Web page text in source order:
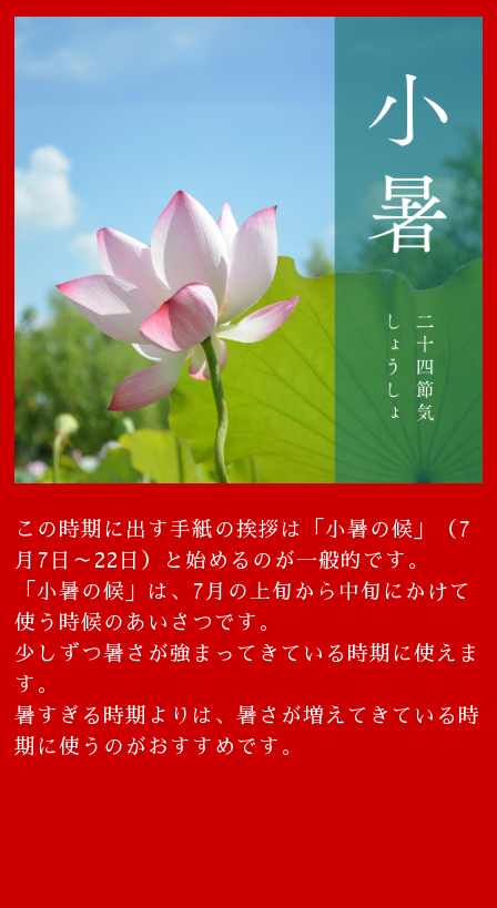
この時期に出す手紙の挨拶は「小暑の候」（7
月7日～22日）と始めるのが一般的です。
「小暑の候」は、7月の上旬から中旬にかけて
使う時候のあいさつです。
少しずつ暑さが強まってきている時期に使えま
す。
暑すぎる時期よりは、暑さが増えてきている時
期に使うのがおすすめです。